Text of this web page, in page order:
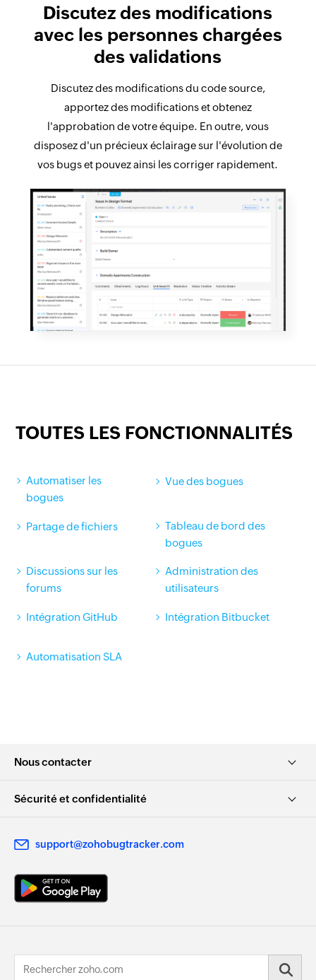
Discutez des modifications
avec les personnes chargées
des validations
Discutez des modifications du code source,
apportez des modifications et obtenez
l'approbation de votre équipe. En outre, vous
disposez d'un précieux éclairage sur l'évolution de
vos bugs et pouvez ainsi les corriger rapidement.
TOUTES LES FONCTIONNALITÉS
Automatiser les
bogues
Vue des bogues
Partage de fichiers
Tableau de bord des
bogues
Discussions sur les
forums
Administration des
utilisateurs
Intégration GitHub Intégration Bitbucket
Automatisation SLA
Nous contacter
Sécurité et confidentialité
support@zohobugtracker.com